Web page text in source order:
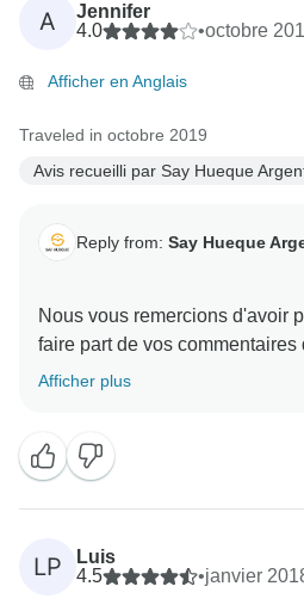
A
Jennifer
4.0
•octobre
Afficher en Anglais
Traveled in octobre 2019
Avis recueilli par Say Hueque
Reply from: Say Hueque
Nous vous remercions d'avoir
faire part de vos
nombreuses années, nous
l'aventure en 4×4, les
d'un chauffeur hispanophone.
d'insister sur ce point, pour
négative, en renforçant l'idée
couper le souffle et qu'elle en
Afficher plus
LP
Luis
4.5
•janvier